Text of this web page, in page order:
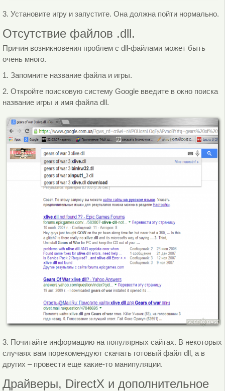
3. Установите игру и запустите. Она должна пойти нормально.
Отсутствие файлов .dll.
Причин возникновения проблем с dll-файлами может быть
очень много.
1. Запомните название файла и игры.
2. Откройте поисковую систему Google введите в окно поиска
название игры и имя файла dll.
3. Почитайте информацию на популярных сайтах. В некоторых
случаях вам порекомендуют скачать готовый файл dll, а в
других – провести еще какие-то манипуляции.
Драйверы, DirectX и дополнительное